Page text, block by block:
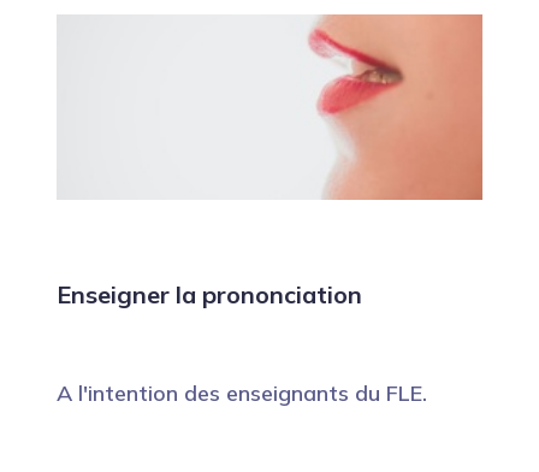
Enseigner la prononciation
A l'intention des enseignants du FLE.